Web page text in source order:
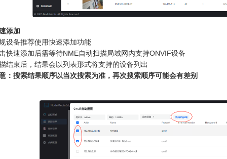
添加
设备推荐使用快速添加功能
快速添加后需等待NME自动扫描局域网内支持ONVIF设备
结束后，结果会以列表形式将支持的设备列出
：搜索结果顺序以当次搜索为准，再次搜索顺序可能会有差别